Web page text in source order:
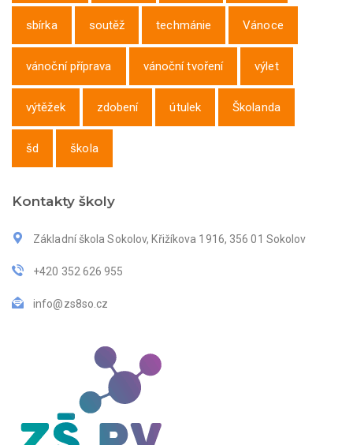
sbírka soutěž techmánie Vánoce
vánoční příprava vánoční tvoření výlet
výtěžek zdobení útulek Školanda
šd škola
Kontakty školy
Základní škola Sokolov, Křižíkova 1916, 356 01 Sokolov
+420 352 626 955
info@zs8so.cz